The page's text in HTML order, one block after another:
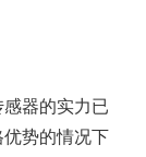
器的实力已
势的情况下